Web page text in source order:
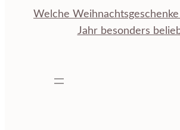
Welche
Jahr besonders